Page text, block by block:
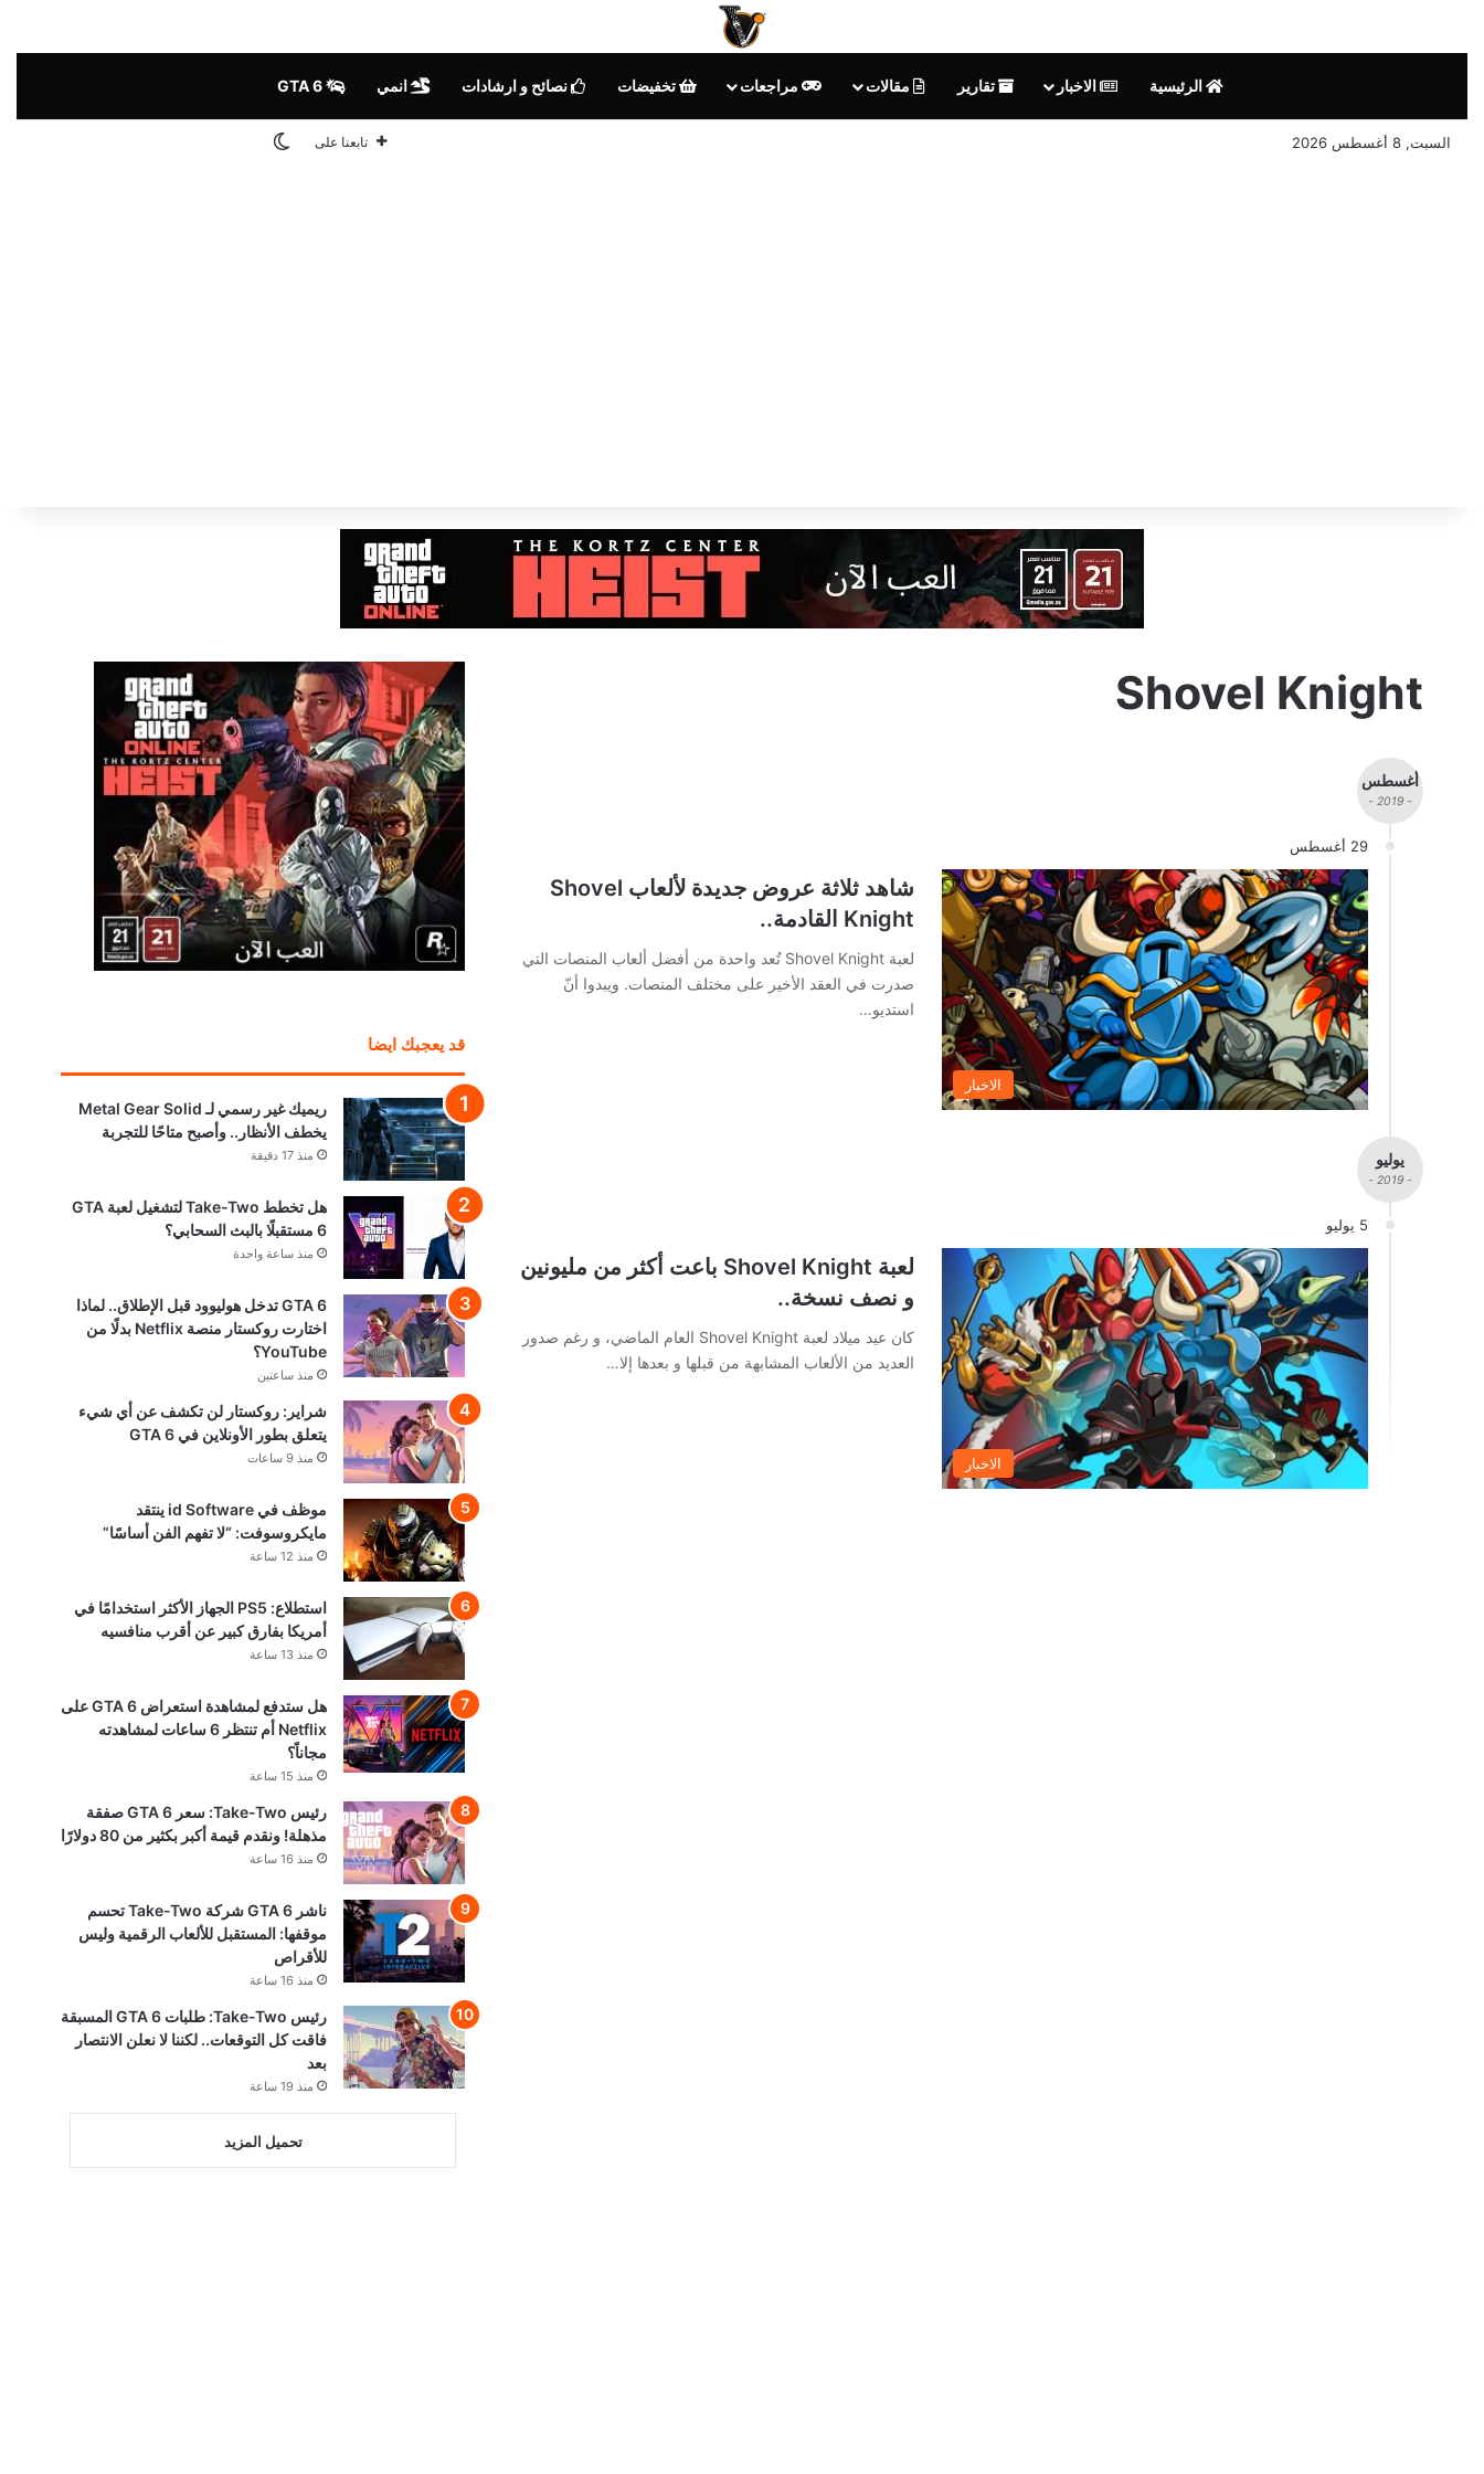
الرئيسية الاخبار تقارير مقالات مراجعات تخفيضات نصائح و ارشادات انمي
السبت, 8 أغسطس 2026 تابعنا على الوضع المظلم
Shovel Knight
أغسطس
- 2019 -
29 أغسطس
الاخبار
شاهد ثلاثة عروض جديدة لألعاب Shovel
Knight القادمة..
لعبة Shovel Knight تُعد واحدة من أفضل ألعاب المنصات التي
صدرت في العقد الأخير على مختلف المنصات. ويبدوا أنّ
استديو…
يوليو
- 2019 -
5 يوليو
الاخبار
لعبة Shovel Knight باعت أكثر من مليونين
و نصف نسخة..
كان عيد ميلاد لعبة Shovel Knight العام الماضي، و رغم صدور
العديد من الألعاب المشابهة من قبلها و بعدها إلا…
قد يعجبك ايضا
ريميك غير رسمي لـ Metal Gear Solid
يخطف الأنظار.. وأصبح متاحًا للتجربة
منذ 17 دقيقة
هل تخطط Take-Two لتشغيل لعبة GTA
6 مستقبلًا بالبث السحابي؟
منذ ساعة واحدة
GTA 6 تدخل هوليوود قبل الإطلاق.. لماذا
اختارت روكستار منصة Netflix بدلًا من
YouTube؟
منذ ساعتين
شراير: روكستار لن تكشف عن أي شيء
يتعلق بطور الأونلاين في GTA 6
منذ 9 ساعات
موظف في id Software ينتقد
مايكروسوفت: “لا تفهم الفن أساسًا”
منذ 12 ساعة
استطلاع: PS5 الجهاز الأكثر استخدامًا في
أمريكا بفارق كبير عن أقرب منافسيه
منذ 13 ساعة
هل ستدفع لمشاهدة استعراض GTA 6 على
Netflix أم تنتظر 6 ساعات لمشاهدته
مجاناً؟
منذ 15 ساعة
رئيس Take-Two: سعر GTA 6 صفقة
مذهلة! ونقدم قيمة أكبر بكثير من 80 دولارًا
منذ 16 ساعة
ناشر GTA 6 شركة Take-Two تحسم
موقفها: المستقبل للألعاب الرقمية وليس
للأقراص
منذ 16 ساعة
رئيس Take-Two: طلبات GTA 6 المسبقة
فاقت كل التوقعات.. لكننا لا نعلن الانتصار
بعد
منذ 19 ساعة
تحميل المزيد